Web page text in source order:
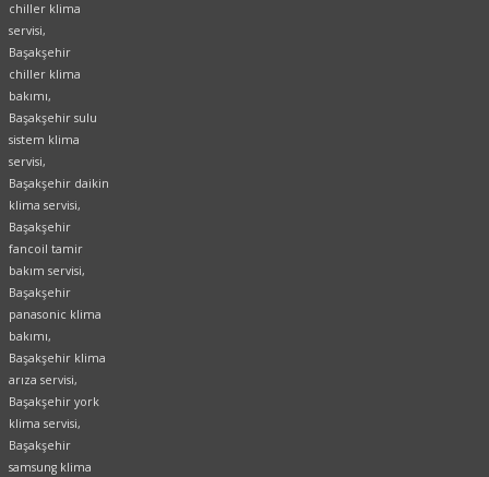
chiller klima
servisi,
Başakşehir
chiller klima
bakımı,
Başakşehir sulu
sistem klima
servisi,
Başakşehir daikin
klima servisi,
Başakşehir
fancoil tamir
bakım servisi,
Başakşehir
panasonic klima
bakımı,
Başakşehir klima
arıza servisi,
Başakşehir york
klima servisi,
Başakşehir
samsung klima